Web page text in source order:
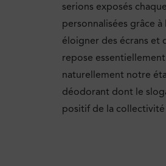
serions exposés
personnalisées grâce
éloigner des écrans et
repose
naturellement notre
déodorant dont le
positif de la collectivité